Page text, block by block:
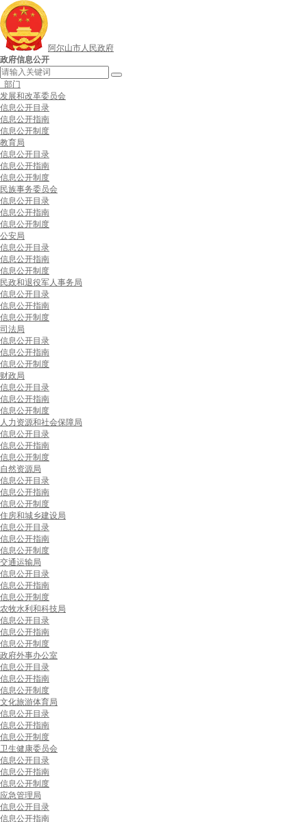
阿尔山市人民政府
政府信息公开
部门
发展和改革委员会
信息公开目录
信息公开指南
信息公开制度
教育局
信息公开目录
信息公开指南
信息公开制度
民族事务委员会
信息公开目录
信息公开指南
信息公开制度
公安局
信息公开目录
信息公开指南
信息公开制度
民政和退役军人事务局
信息公开目录
信息公开指南
信息公开制度
司法局
信息公开目录
信息公开指南
信息公开制度
财政局
信息公开目录
信息公开指南
信息公开制度
人力资源和社会保障局
信息公开目录
信息公开指南
信息公开制度
自然资源局
信息公开目录
信息公开指南
信息公开制度
住房和城乡建设局
信息公开目录
信息公开指南
信息公开制度
交通运输局
信息公开目录
信息公开指南
信息公开制度
农牧水利和科技局
信息公开目录
信息公开指南
信息公开制度
政府外事办公室
信息公开目录
信息公开指南
信息公开制度
文化旅游体育局
信息公开目录
信息公开指南
信息公开制度
卫生健康委员会
信息公开目录
信息公开指南
信息公开制度
应急管理局
信息公开目录
信息公开指南